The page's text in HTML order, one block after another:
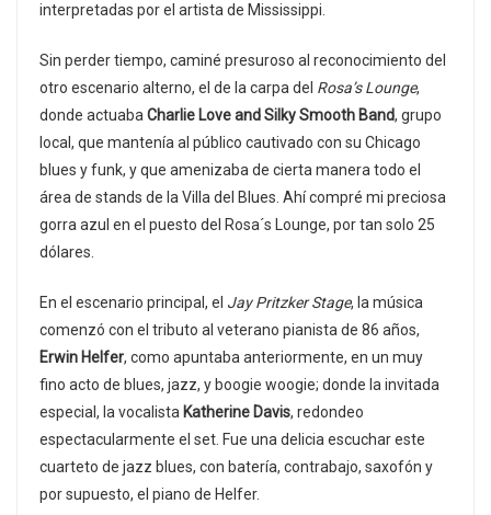
interpretadas por el artista de Mississippi.
Sin perder tiempo, caminé presuroso al reconocimiento del
otro escenario alterno, el de la carpa del Rosa’s Lounge,
donde actuaba Charlie Love and Silky Smooth Band, grupo
local, que mantenía al público cautivado con su Chicago
blues y funk, y que amenizaba de cierta manera todo el
área de stands de la Villa del Blues. Ahí compré mi preciosa
gorra azul en el puesto del Rosa´s Lounge, por tan solo 25
dólares.
En el escenario principal, el Jay Pritzker Stage, la música
comenzó con el tributo al veterano pianista de 86 años,
Erwin Helfer, como apuntaba anteriormente, en un muy
fino acto de blues, jazz, y boogie woogie; donde la invitada
especial, la vocalista Katherine Davis, redondeo
espectacularmente el set. Fue una delicia escuchar este
cuarteto de jazz blues, con batería, contrabajo, saxofón y
por supuesto, el piano de Helfer.